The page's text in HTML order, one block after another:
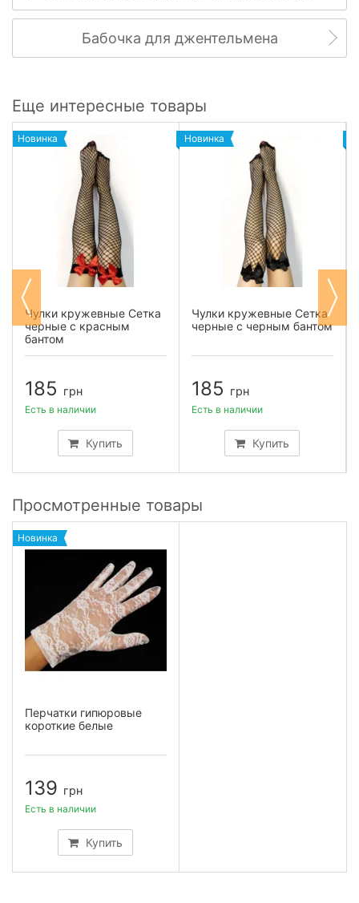
Бабочка для джентельмена
Еще интересные товары
Новинка
Чулки кружевные Сетка
черные с красным
бантом
185 грн
Купить
Есть в наличии
Новинка
Чулки кружевные Сетка
черные с черным бантом
185 грн
Купить
Есть в наличии
Просмотренные товары
Новинка
Перчатки гипюровые
короткие белые
139 грн
Купить
Есть в наличии